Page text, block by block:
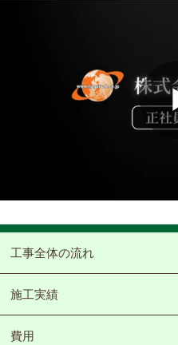
工事全体の流れ
施工実績
費用